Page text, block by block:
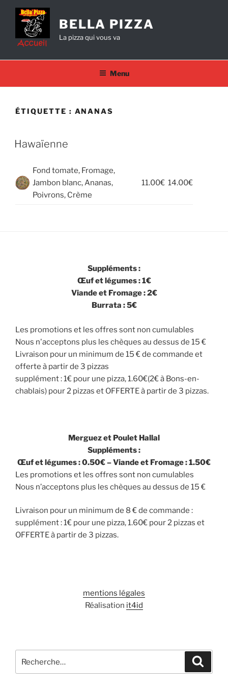
Aller
contenu
principal
BELLA PIZZA
La pizza qui vous va
Menu
ÉTIQUETTE : ANANAS
Hawaïenne
Fond tomate, Fromage,
Jambon blanc, Ananas,
Poivrons, Crème
11.00€ 14.00€
Suppléments :
Œuf et légumes : 1€
Viande et Fromage : 2€
Burrata : 5€
Les promotions et les offres sont non cumulables
Nous n'acceptons plus les chèques au dessus de 15 €
Livraison pour un minimum de 15 € de commande et
offerte à partir de 3 pizzas
supplément : 1€ pour une pizza, 1.60€(2€ à Bons-en-
chablais) pour 2 pizzas et OFFERTE à partir de 3 pizzas.
Merguez et Poulet Hallal
Suppléments :
Œuf et légumes : 0.50€ – Viande et Fromage : 1.50€
Les promotions et les offres sont non cumulables
Nous n’acceptons plus les chèques au dessus de 15 €
Livraison pour un minimum de 8 € de commande :
supplément : 1€ pour une pizza, 1.60€ pour 2 pizzas et
OFFERTE à partir de 3 pizzas.
mentions légales
Réalisation it4id
pour